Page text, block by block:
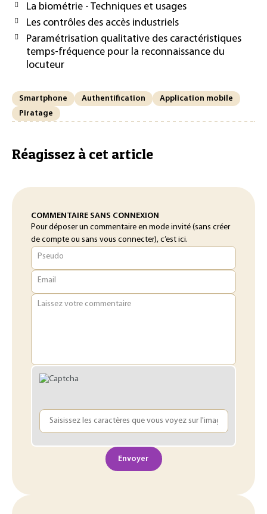
La biométrie - Techniques et usages
Les contrôles des accès industriels
Paramétrisation qualitative des caractéristiques
temps-fréquence pour la reconnaissance du
locuteur
Smartphone Authentification
Application mobile
Piratage
Réagissez à cet article
COMMENTAIRE SANS CONNEXION
Pour déposer un commentaire en mode invité (sans créer
de compte ou sans vous connecter), c’est ici.
Pseudo
Email
Laissez votre commentaire
Envoyer